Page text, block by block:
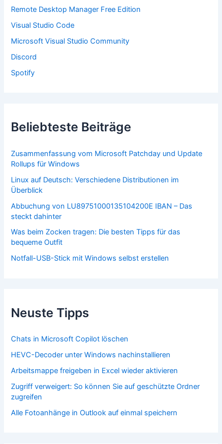
h
:
Remote Desktop Manager Free Edition
Visual Studio Code
Microsoft Visual Studio Community
Discord
Spotify
Beliebteste Beiträge
Zusammenfassung vom Microsoft Patchday und Update
Rollups für Windows
Linux auf Deutsch: Verschiedene Distributionen im
Überblick
Abbuchung von LU89751000135104200E IBAN – Das
steckt dahinter
Was beim Zocken tragen: Die besten Tipps für das
bequeme Outfit
Notfall-USB-Stick mit Windows selbst erstellen
Neuste Tipps
Chats in Microsoft Copilot löschen
HEVC-Decoder unter Windows nachinstallieren
Arbeitsmappe freigeben in Excel wieder aktivieren
Zugriff verweigert: So können Sie auf geschützte Ordner
zugreifen
Alle Fotoanhänge in Outlook auf einmal speichern